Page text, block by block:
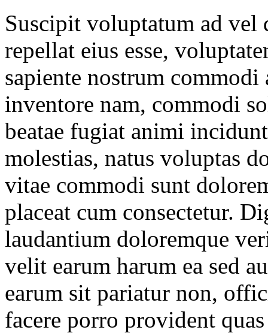
Suscipit voluptatum ad
repellat eius esse,
sapiente nostrum
inventore nam, commodi
beatae fugiat animi
molestias, natus voluptas
vitae commodi sunt
placeat cum consectetur.
laudantium doloremque
velit earum harum ea sed
earum sit pariatur non,
facere porro provident